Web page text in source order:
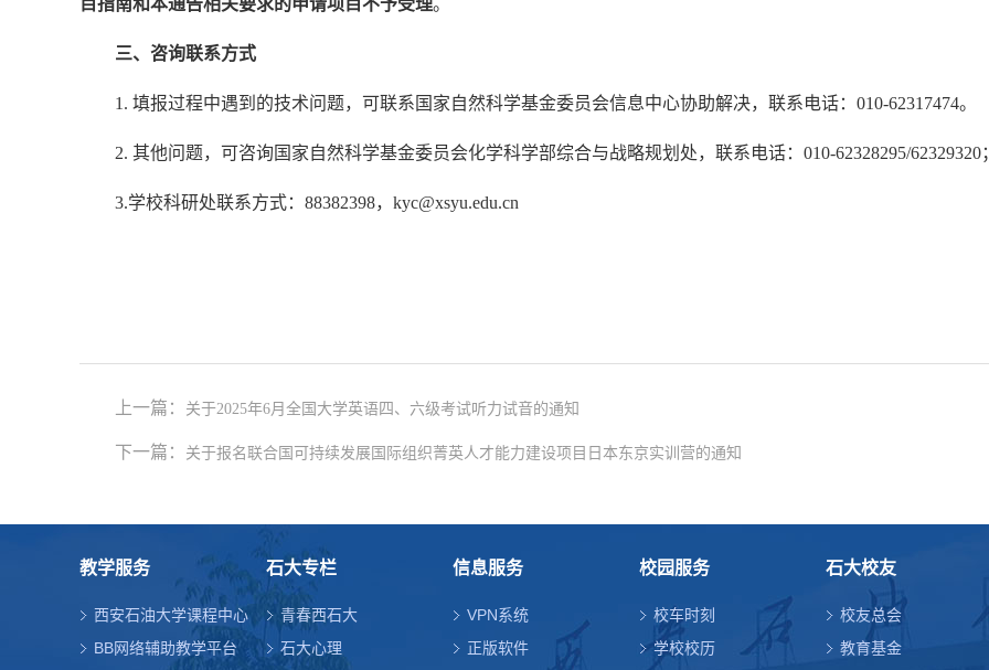
三、咨询联系方式
1. 填报过程中遇到的技术问题，可联系国家自然科学基金委员会信息中心协助解决，联系电话：010-62317474。
2. 其他问题，可咨询国家自然科学基金委员会化学科学部综合与战略规划处，联系电话：010-62328295/62329320
3.学校科研处联系方式：88382398，kyc@xsyu.edu.cn
上一篇： 关于2025年6月全国大学英语四、六级考试听力试音的通知
下一篇： 关于报名联合国可持续发展国际组织菁英人才能力建设项目日本东京实训营的通知
教学服务
西安石油大学课程中心
BB网络辅助教学平台
石大专栏
青春西石大
石大心理
信息服务
VPN系统
正版软件
校园服务
校车时刻
学校校历
石大校友
校友总会
教育基金